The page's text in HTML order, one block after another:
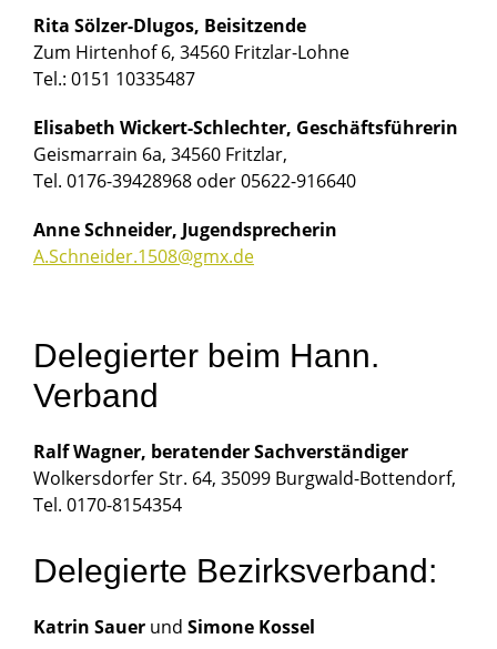
Rita Sölzer-Dlugos, Beisitzende
Zum Hirtenhof 6, 34560 Fritzlar-Lohne
Tel.: 0151 10335487
Elisabeth Wickert-Schlechter, Geschäftsführerin
Geismarrain 6a, 34560 Fritzlar,
Tel. 0176-39428968 oder 05622-916640
Anne Schneider, Jugendsprecherin
A.Schneider.1508@gmx.de
Delegierter beim Hann.
Verband
Ralf Wagner, beratender Sachverständiger
Wolkersdorfer Str. 64, 35099 Burgwald-Bottendorf,
Tel. 0170-8154354
Delegierte Bezirksverband:
Katrin Sauer und Simone Kossel